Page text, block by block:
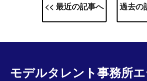
<< 最近の記事へ 過去の
モデルタレント事務所